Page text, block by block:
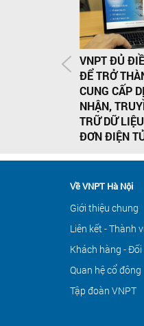
VNPT ĐỦ
ĐỂ TRỞ
CUNG CẤP
NHẬN,
TRỮ DỮ
ĐƠN ĐIỆN
Về VNPT Hà Nội
Giới thiệu chung
Liên kết - Thành
Khách hàng -
Quan hệ cổ đông
Tập đoàn VNPT